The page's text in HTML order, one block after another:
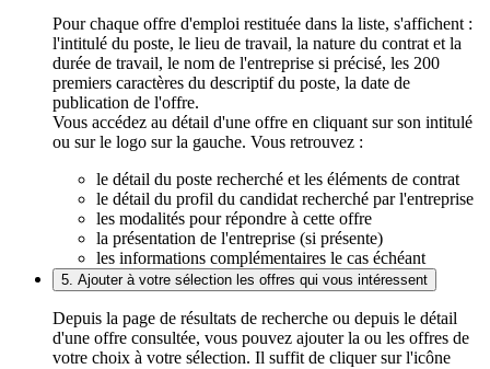
Pour chaque offre d'emploi restituée dans la liste, s'affichent :
l'intitulé du poste, le lieu de travail, la nature du contrat et la
durée de travail, le nom de l'entreprise si précisé, les 200
premiers caractères du descriptif du poste, la date de
publication de l'offre.
Vous accédez au détail d'une offre en cliquant sur son intitulé
ou sur le logo sur la gauche. Vous retrouvez :
le détail du poste recherché et les éléments de contrat
le détail du profil du candidat recherché par l'entreprise
les modalités pour répondre à cette offre
la présentation de l'entreprise (si présente)
les informations complémentaires le cas échéant
5. Ajouter à votre sélection les offres qui vous intéressent
Depuis la page de résultats de recherche ou depuis le détail
d'une offre consultée, vous pouvez ajouter la ou les offres de
votre choix à votre sélection. Il suffit de cliquer sur l'icône